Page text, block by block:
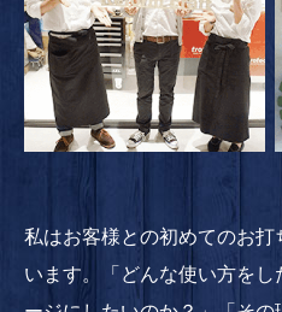
私はお客様との初めてのお
います。「どんな使い方を